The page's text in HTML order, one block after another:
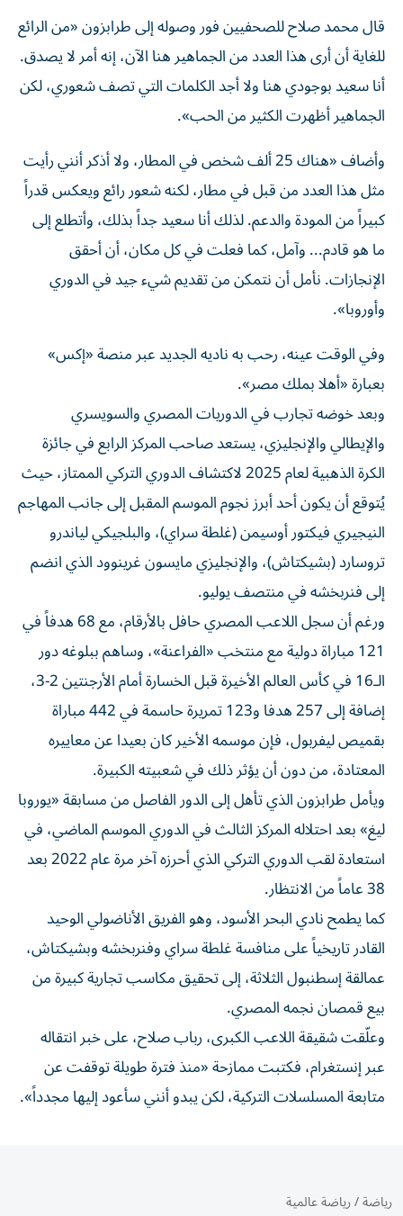
قال محمد صلاح ⁠للصحفيين فور وصوله إلى طرابزون «من الرائع
للغاية أن أرى هذا العدد من الجماهير هنا ‌الآن، إنه أمر لا يصدق.
أنا ‌سعيد بوجودي هنا ولا أجد الكلمات التي تصف شعوري، لكن
الجماهير أظهرت الكثير من الحب».
وأضاف «هناك 25 ألف شخص في المطار، ولا أذكر أنني رأيت
مثل هذا العدد من قبل في مطار، لكنه شعور رائع ويعكس قدراً
كبيراً من المودة والدعم. لذلك أنا سعيد ‌جداً بذلك، وأتطلع إلى
ما هو قادم... وآمل، كما فعلت في كل مكان، أن أحقق
الإنجازات. نأمل أن نتمكن من ⁠تقديم شيء جيد في الدوري
وأوروبا».
وفي الوقت عينه، رحب به ناديه الجديد عبر منصة «إكس»
بعبارة «أهلا بملك مصر».
وبعد خوضه تجارب في الدوريات المصري والسويسري
والإيطالي والإنجليزي، يستعد صاحب المركز الرابع في جائزة
الكرة الذهبية لعام 2025 لاكتشاف الدوري التركي الممتاز، حيث
يُتوقع أن يكون أحد أبرز نجوم الموسم المقبل إلى جانب المهاجم
النيجيري فيكتور أوسيمن (غلطة سراي)، والبلجيكي لياندرو
تروسارد (بشيكتاش)، والإنجليزي مايسون غرينوود الذي انضم
إلى فنربخشه في منتصف يوليو.
ورغم أن سجل اللاعب المصري حافل بالأرقام، مع 68 هدفاً في
121 مباراة دولية مع منتخب «الفراعنة»، وساهم ببلوغه دور
الـ16 في كأس العالم الأخيرة قبل الخسارة أمام الأرجنتين 2-3،
إضافة إلى 257 هدفا و123 تمريرة حاسمة في 442 مباراة
بقميص ليفربول، فإن موسمه الأخير كان بعيدا عن معاييره
المعتادة، من دون أن يؤثر ذلك في شعبيته الكبيرة.
ويأمل طرابزون الذي تأهل إلى الدور الفاصل من مسابقة «يوروبا
ليغ» بعد احتلاله المركز الثالث في الدوري الموسم الماضي، في
استعادة لقب الدوري التركي الذي أحرزه آخر مرة عام 2022 بعد
38 عاماً من الانتظار.
كما يطمح نادي البحر الأسود، وهو الفريق الأناضولي الوحيد
القادر تاريخياً على منافسة غلطة سراي وفنربخشه وبشيكتاش،
عمالقة إسطنبول الثلاثة، إلى تحقيق مكاسب تجارية كبيرة من
بيع قمصان نجمه المصري.
وعلّقت شقيقة اللاعب الكبرى، رباب صلاح، على خبر انتقاله
عبر إنستغرام، فكتبت ممازحة «منذ فترة طويلة توقفت عن
متابعة المسلسلات التركية، لكن يبدو أنني سأعود إليها مجدداً».
رياضة/رياضة عالمية